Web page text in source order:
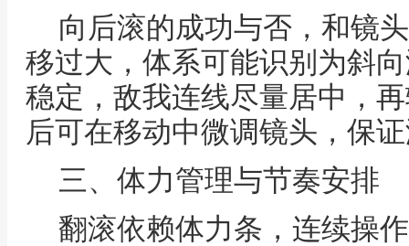
向后滚的成功与否，和镜
移过大，体系可能识别为斜
稳定，敌我连线尽量居中，
后可在移动中微调镜头，保
三、体力管理与节奏安排
翻滚依赖体力条，连续操